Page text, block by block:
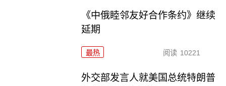
《中俄睦邻友好合作条约》继续
延期
最热 阅读 10221
外交部发言人就美国总统特朗普